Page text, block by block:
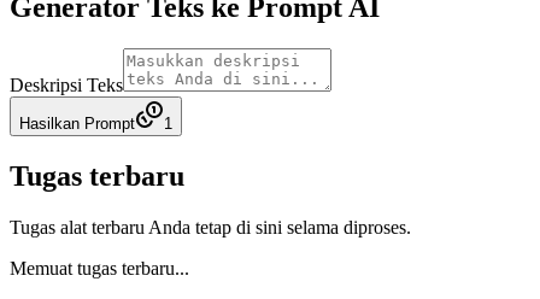
Generator Teks ke Prompt AI
Deskripsi Teks
Hasilkan Prompt 1
Tugas terbaru
Tugas alat terbaru Anda tetap di sini selama diproses.
Memuat tugas terbaru...